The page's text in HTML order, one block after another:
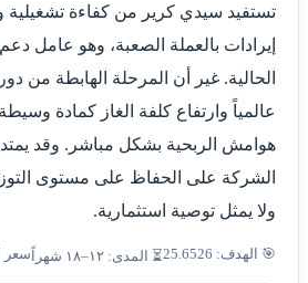
تستفيد سيدي كرير من كفاءة تشغيلية
إيرادات بالعملة الصعبة، وهو عامل
الحالية. غير أن المرحلة الهابطة من
عالمياً وارتفاع كلفة الغاز كمادة
هوامش الربحية بشكل مباشر. وقد
الشركة على الحفاظ على مستوى
ولا يمثل توصية استثمارية.
🎯 الهدف: 25.6526 ⏳ المدى: ١٢–١٨ شهراً سعر